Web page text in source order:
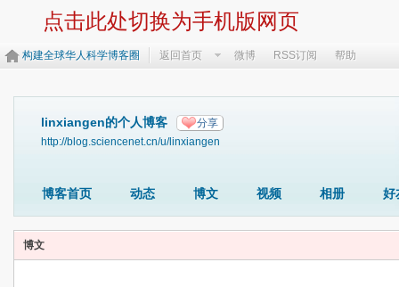
点击此处切换为手机版网页
构建全球华人科学博客圈 返回首页 微博 RSS订阅 帮助
linxiangen的个人博客 分享
http://blog.sciencenet.cn/u/linxiangen
博客首页 动态 博文 视频 相册 好
博文